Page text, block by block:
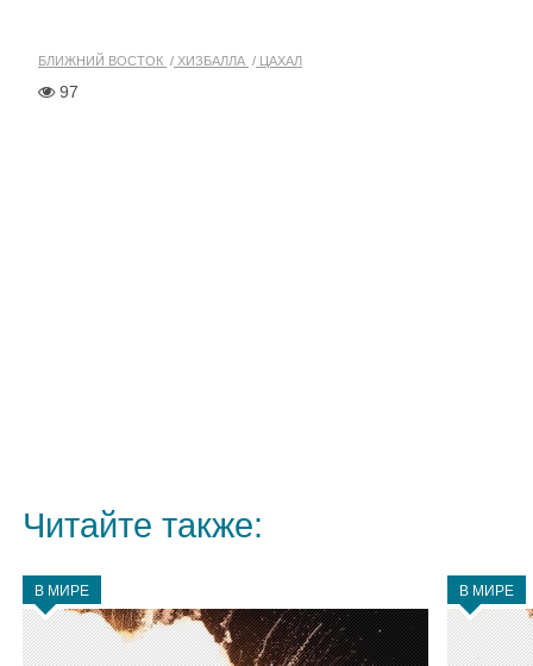
БЛИЖНИЙ ВОСТОК ХИЗБАЛЛА ЦАХАЛ
97
Читайте также:
В МИРЕ В МИРЕ